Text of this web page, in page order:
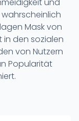
Mask von
in den sozialen
von Nutzern
Popularität